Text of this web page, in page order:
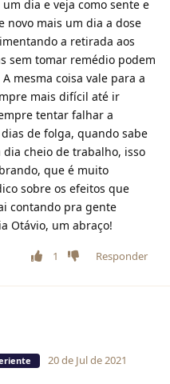
dia e veja como sente e
novo mais um dia a dose
a retirada aos
sem tomar remédio podem
mesma coisa vale para a
mais difícil até ir
tentar falhar a
de folga, quando sabe
cheio de trabalho, isso
que é muito
sobre os efeitos que
contando pra gente
Otávio, um abraço!
1 Responder
20 de Jul de 2021